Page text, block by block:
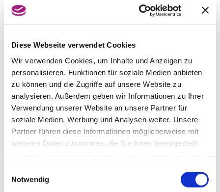
Diese Webseite verwendet Cookies
Wir verwenden Cookies, um Inhalte und Anzeigen zu
personalisieren, Funktionen für soziale Medien anbieten
zu können und die Zugriffe auf unsere Website zu
analysieren. Außerdem geben wir Informationen zu Ihrer
Verwendung unserer Website an unsere Partner für
soziale Medien, Werbung und Analysen weiter. Unsere
Partner führen diese Informationen möglicherweise mit
weiteren Daten zusammen, die Sie ihnen bereitgestellt
Notwendig
Bedienung mit oder ohne Voranmeldung, eine
individuelle Frisurenberatung und eine kostenlose
Kopfmassage nach dem Waschen sind
Alltag und lassen sich von den neuen Frisurentrends
oder braun – das Team von KLIER freut sich mit Ihnen
den Look zu finden, der perfekt zu Ihnen passt.